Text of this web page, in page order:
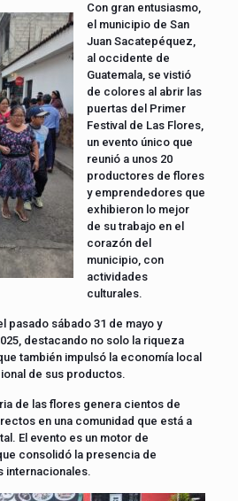
Con gran entusiasmo,
el municipio de San
Juan Sacatepéquez,
al occidente de
Guatemala, se vistió
de colores al abrir las
puertas del Primer
Festival de Las Flores,
un evento único que
reunió a unos 20
productores de flores
y emprendedores que
exhibieron lo mejor
de su trabajo en el
corazón del
municipio, con
actividades
culturales.
pasado sábado 31 de mayo y
destacando no solo la riqueza
también impulsó la economía local
de sus productos.
de las flores genera cientos de
en una comunidad que está a
El evento es un motor de
consolidó la presencia de
internacionales.